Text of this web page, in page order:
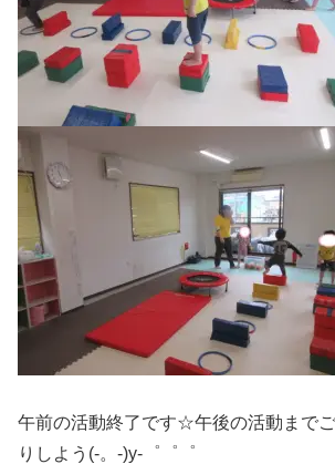
午前の活動終了です☆午後の活動まで
りしよう(-。-)y-゜゜゜